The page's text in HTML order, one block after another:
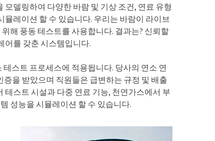
델링하여 다양한 바람 및 기상 조건, 연료 유형
레이션 할 수 있습니다. 우리는 바람이 라이브
해 풍동 테스트를 사용합니다. 결과는? 신뢰할
어를 갖춘 시스템입니다.
스트 프로세스에 적용됩니다. 당사의 연소 연
증을 받았으며 직원들은 급변하는 규정 및 배출
테스트 시설과 다중 연료 기능, 천연가스에서 부
성능을 시뮬레이션 할 수 있습니다.